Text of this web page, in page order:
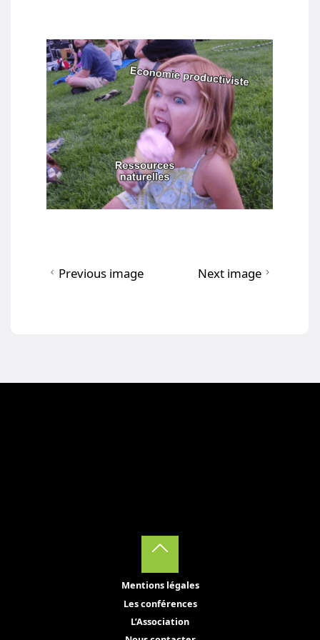
Previous image Next image
Mentions légales
Les conférences
L’Association
Back
to
Top